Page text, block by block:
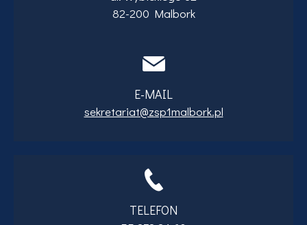
82-200 Malbork
E-MAIL
sekretariat@zsp1malbork.pl
TELEFON